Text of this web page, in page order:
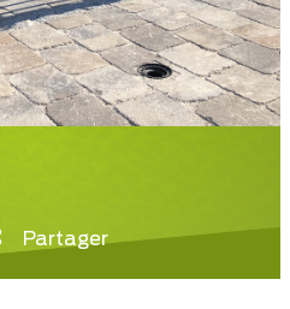
Partager